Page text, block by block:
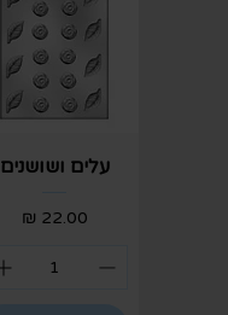
עלים ושושנים
מחיר